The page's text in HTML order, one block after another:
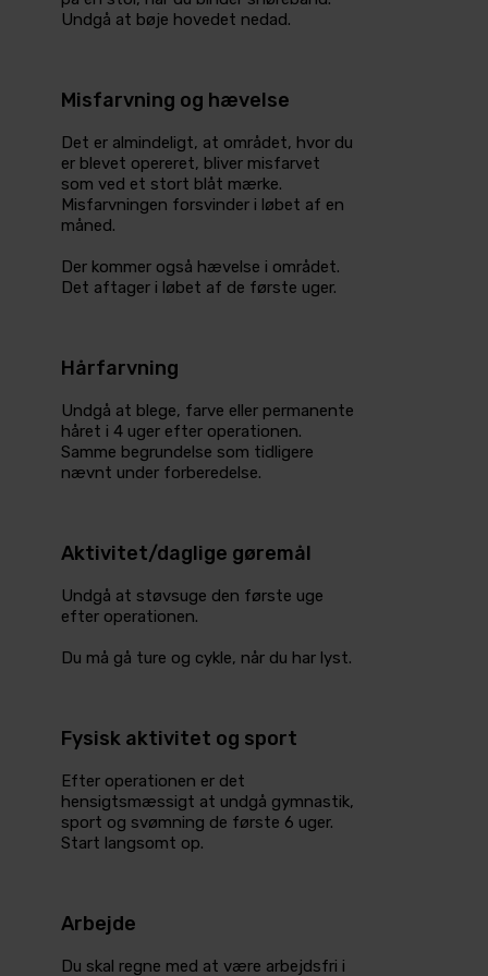
Undgå at bøje hovedet nedad.
Misfarvning og hævelse
Det er almindeligt, at området, hvor du
er blevet opereret, bliver misfarvet
som ved et stort blåt mærke.
Misfarvningen forsvinder i løbet af en
måned.
Der kommer også hævelse i området.
Det aftager i løbet af de første uger.
Hårfarvning
Undgå at blege, farve eller permanente
håret i 4 uger efter operationen.
Samme begrundelse som tidligere
nævnt under forberedelse.
Aktivitet/daglige gøremål
Undgå at støvsuge den første uge
efter operationen.
Du må gå ture og cykle, når du har lyst.
Fysisk aktivitet og sport
Efter operationen er det
hensigtsmæssigt at undgå gymnastik,
sport og svømning de første 6 uger.
Start langsomt op.
Arbejde
Du skal regne med at være arbejdsfri i